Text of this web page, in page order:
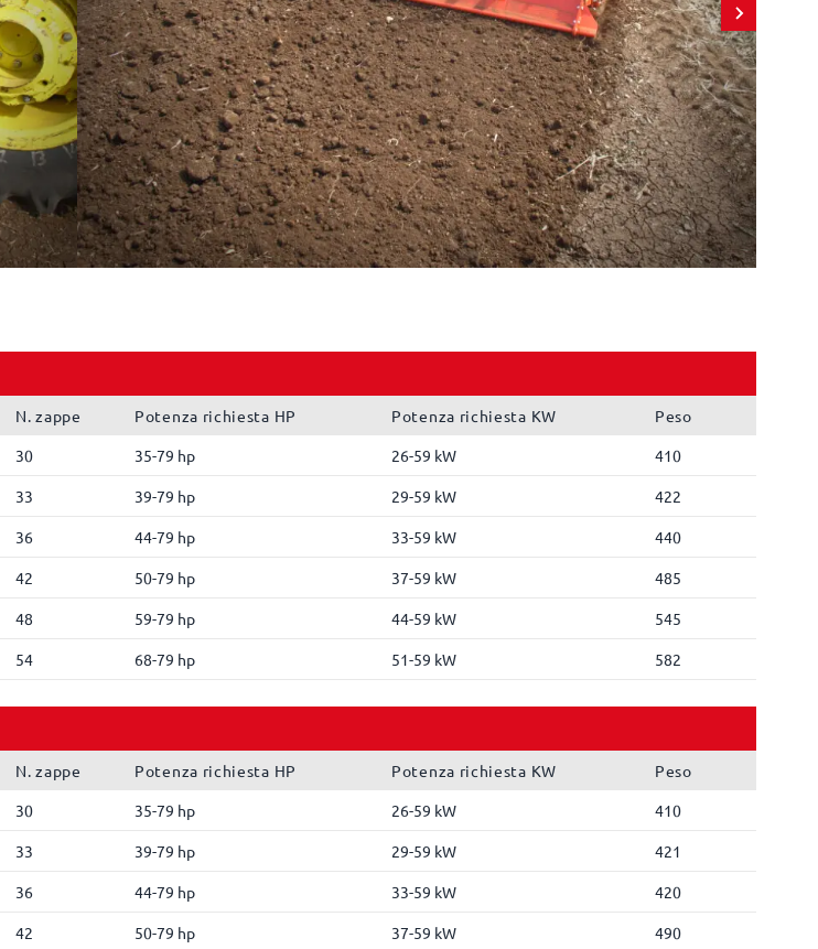
N. zappe Potenza richiesta HP Potenza richiesta KW
Peso
30 35-79 hp 26-59 kW 410
33 39-79 hp 29-59 kW 422
36 44-79 hp 33-59 kW 440
42 50-79 hp 37-59 kW 485
48 59-79 hp 44-59 kW 545
54 68-79 hp 51-59 kW 582
N. zappe Potenza richiesta HP Potenza richiesta KW
Peso
30 35-79 hp 26-59 kW 410
33 39-79 hp 29-59 kW 421
36 44-79 hp 33-59 kW 420
42 50-79 hp 37-59 kW 490